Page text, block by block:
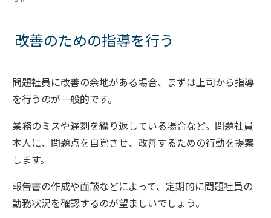
改善のための指導を行う
問題社員に改善の余地がある場合、まずは上司から指導
を行うのが一般的です。
業務のミスや遅刻を繰り返している場合など。問題社員
本人に、問題点を自覚させ、改善するための行動を提案
します。
報告書の作成や面談などによって、定期的に問題社員の
勤務状況を確認するのが望ましいでしょう。